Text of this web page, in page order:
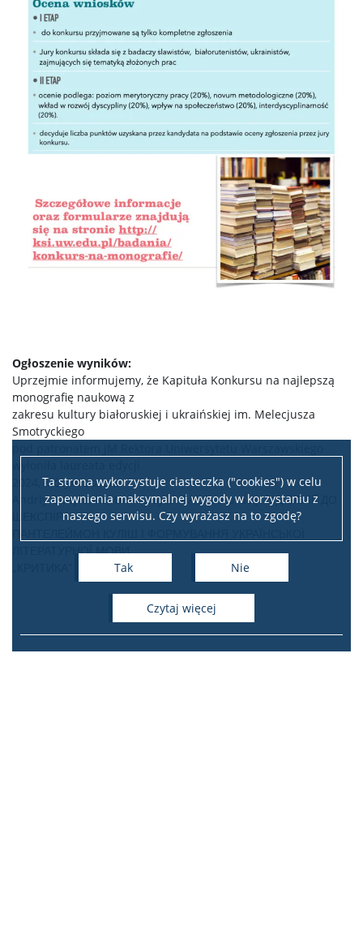
Ta strona wykorzystuje ciasteczka ("cookies") w celu
zapewnienia maksymalnej wygody w korzystaniu z
naszego serwisu. Czy wyrażasz na to zgodę?
Tak Nie
czytaj więcej
Ogłoszenie wyników:
Uprzejmie informujemy, że Kapituła Konkursu na najlepszą
monografię naukową z
zakresu kultury białoruskiej i ukraińskiej im. Melecjusza
Smotryckiego
2024, którym został:
Andriy Danylenko, Uniwersytet PACE za pracę: ВІД БІБЛІЇ ДО
ШЕКСПІРА.
ЛІТЕРАТУРНОЇ МОВИ
„КРИТИКА” КИЇВ 2023